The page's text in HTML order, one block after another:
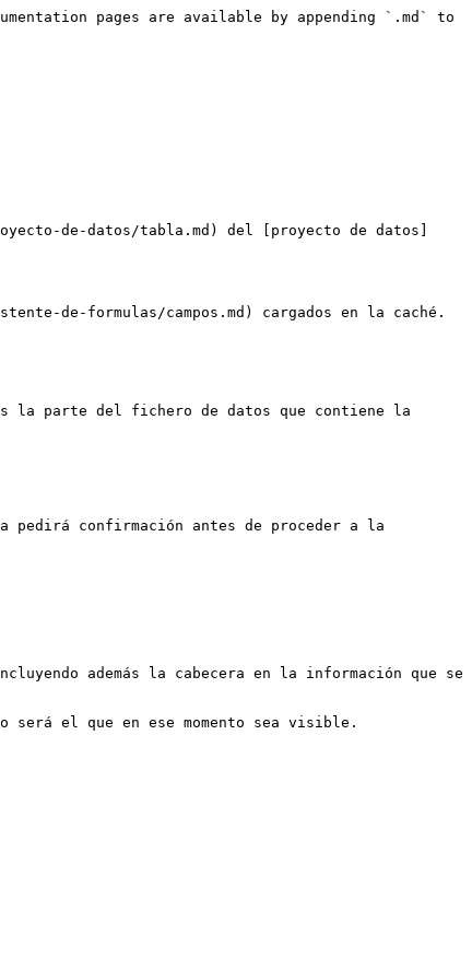
pages are available by appending `.md` to
de-datos/tabla.md) del [proyecto de datos]
de-formulas/campos.md) cargados en la caché.
la parte del fichero de datos que contiene la
pedirá confirmación antes de proceder a la
además la cabecera en la información que se